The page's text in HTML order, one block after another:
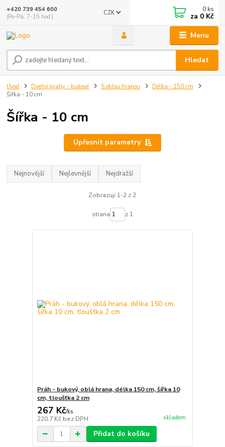
Menu
CZK
Hledat
+420 739 454 600
(Po-Pá, 7-15 hod.)
0 ks
za 0 Kč
Úvod Dveřní prahy - bukové S oblou hranou
Délka - 150 cm
Šířka - 10 cm
Šířka - 10 cm
Upřesnit parametry
Nejnovější Nejlevnější Nejdražší
Zobrazuji 1-2 z 2
strana z 1
Práh - bukový, oblá hrana, délka 150 cm, šířka 10
cm, tloušťka 2 cm
267 Kč/ks
220,7 Kč bez DPH skladem
Přidat do košíku